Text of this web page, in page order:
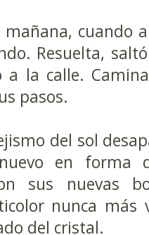
cuando
Resuelta,
la calle.
pasos.
del sol
en forma
sus nuevas
nunca más
del cristal.